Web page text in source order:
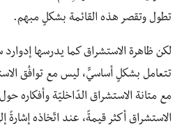
تطول وتقصر هذه القائمة بشكلٍ مبهم.
لكن ظاهرة الاستشراق كما يدرسها
تتعامل بشكلٍ أساسيٍّ، ليس مع توافُق
مع متانة الاستشراق الدّاخليّة وأفكاره
الاستشراق أكثر قيمةً، عند اتّخاذه إشارةً